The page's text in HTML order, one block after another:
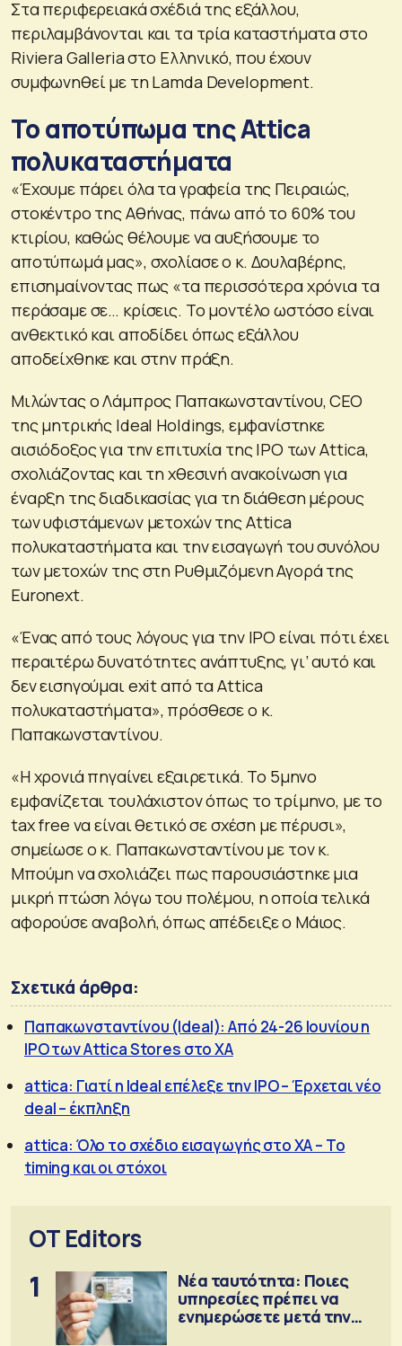
Στα περιφερειακά σχέδιά της εξάλλου,
περιλαμβάνονται και τα τρία καταστήματα στο
Riviera Galleria στο Ελληνικό, που έχουν
συμφωνηθεί με τη Lamda Development.
Το αποτύπωμα της Attica
πολυκαταστήματα
«Έχουμε πάρει όλα τα γραφεία της Πειραιώς,
στοκέντρο της Αθήνας, πάνω από το 60% του
κτιρίου, καθώς θέλουμε να αυξήσουμε το
αποτύπωμά μας», σχολίασε ο κ. Δουλαβέρης,
επισημαίνοντας πως «τα περισσότερα χρόνια τα
περάσαμε σε… κρίσεις. Το μοντέλο ωστόσο είναι
ανθεκτικό και αποδίδει όπως εξάλλου
αποδείχθηκε και στην πράξη.
Μιλώντας ο Λάμπρος Παπακωνσταντίνου, CEO
της μητρικής Ideal Holdings, εμφανίστηκε
αισιόδοξος για την επιτυχία της IPO των Attica,
σχολιάζοντας και τη χθεσινή ανακοίνωση για
έναρξη της διαδικασίας για τη διάθεση μέρους
των υφιστάμενων μετοχών της Attica
πολυκαταστήματα και την εισαγωγή του συνόλου
των μετοχών της στη Ρυθμιζόμενη Αγορά της
Euronext.
«Ένας από τους λόγους για την IPO είναι πότι έχει
περαιτέρω δυνατότητες ανάπτυξης, γι’ αυτό και
δεν εισηγούμαι exit από τα Attica
πολυκαταστήματα», πρόσθεσε ο κ.
Παπακωνσταντίνου.
«Η χρονιά πηγαίνει εξαιρετικά. Το 5μηνο
εμφανίζεται τουλάχιστον όπως το τρίμηνο, με το
tax free να είναι θετικό σε σχέση με πέρυσι»,
σημείωσε ο κ. Παπακωνσταντίνου με τον κ.
Μπούμη να σχολιάζει πως παρουσιάστηκε μια
μικρή πτώση λόγω του πολέμου, η οποία τελικά
αφορούσε αναβολή, όπως απέδειξε ο Μάιος.
Σχετικά άρθρα:
Παπακωνσταντίνου (Ideal): Από 24-26 Ιουνίου η
IPO των Attica Stores στο ΧΑ
attica: Γιατί η Ideal επέλεξε την IPO – Έρχεται νέο
deal – έκπληξη
attica: Όλο το σχέδιο εισαγωγής στο ΧΑ – Το
timing και οι στόχοι
OT Editors
1
Νέα ταυτότητα: Ποιες
υπηρεσίες πρέπει να
ενημερώσετε μετά την